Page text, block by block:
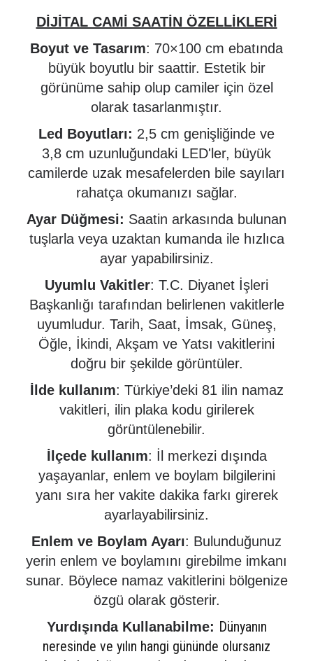
DİJİTAL CAMİ SAATİN ÖZELLİKLERİ
Boyut ve Tasarım: 70×100 cm ebatında
büyük boyutlu bir saattir. Estetik bir
görünüme sahip olup camiler için özel
olarak tasarlanmıştır.
Led Boyutları: 2,5 cm genişliğinde ve
3,8 cm uzunluğundaki LED'ler, büyük
camilerde uzak mesafelerden bile sayıları
rahatça okumanızı sağlar.
Ayar Düğmesi: Saatin arkasında bulunan
tuşlarla veya uzaktan kumanda ile hızlıca
ayar yapabilirsiniz.
Uyumlu Vakitler: T.C. Diyanet İşleri
Başkanlığı tarafından belirlenen vakitlerle
uyumludur. Tarih, Saat, İmsak, Güneş,
Öğle, İkindi, Akşam ve Yatsı vakitlerini
doğru bir şekilde görüntüler.
İlde kullanım: Türkiye’deki 81 ilin namaz
vakitleri, ilin plaka kodu girilerek
görüntülenebilir.
İlçede kullanım: İl merkezi dışında
yaşayanlar, enlem ve boylam bilgilerini
yanı sıra her vakite dakika farkı girerek
ayarlayabilirsiniz.
Enlem ve Boylam Ayarı: Bulunduğunuz
yerin enlem ve boylamını girebilme imkanı
sunar. Böylece namaz vakitlerini bölgenize
özgü olarak gösterir.
Yurdışında Kullanabilme: Dünyanın
neresinde ve yılın hangi gününde olursanız